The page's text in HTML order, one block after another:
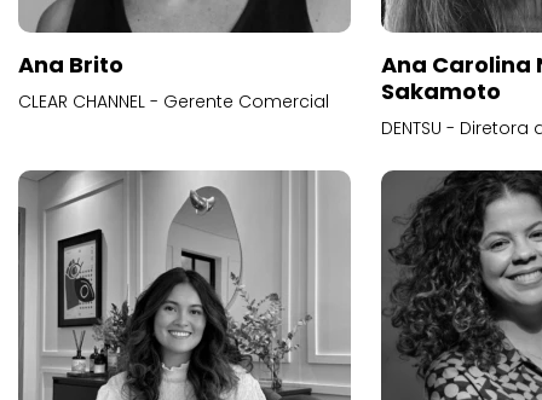
Ana Brito
CLEAR CHANNEL - Gerente Comercial
Ana Carolina
Sakamoto
DENTSU -